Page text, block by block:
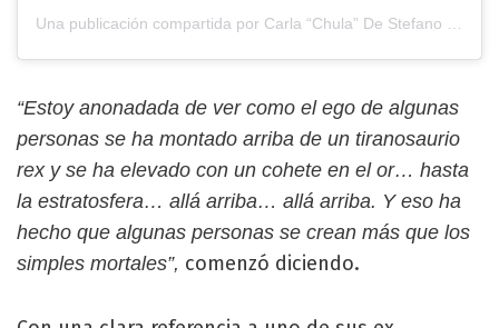
“Estoy anonadada de ver como el ego de algunas
personas se ha montado arriba de un tiranosaurio
rex y se ha elevado con un cohete en el or… hasta
la estratosfera… allá arriba… allá arriba. Y eso ha
hecho que algunas personas se crean más que los
simples mortales”, comenzó diciendo.